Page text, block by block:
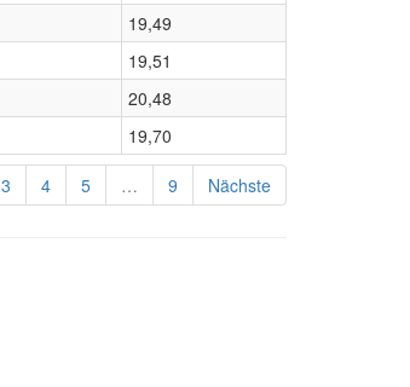
19,49
19,51
20,48
19,70
3 4 5 … 9 Nächste